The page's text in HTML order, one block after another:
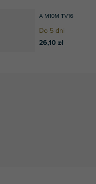
A M10M TV16
Do 5 dni
26,10 zł